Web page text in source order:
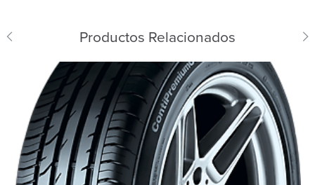
Productos Relacionados